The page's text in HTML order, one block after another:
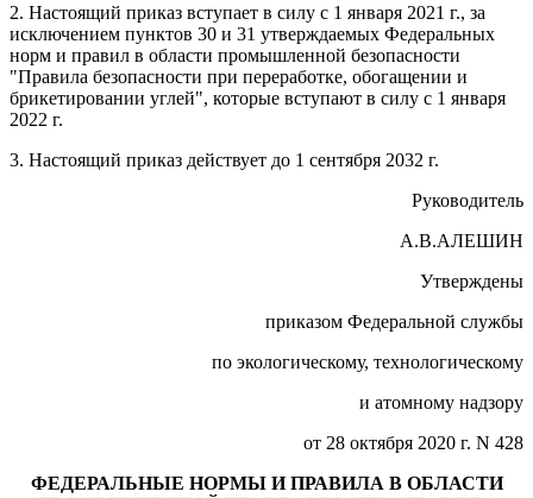
2. Настоящий приказ вступает в силу с 1 января 2021 г., за
исключением пунктов 30 и 31 утверждаемых Федеральных
норм и правил в области промышленной безопасности
"Правила безопасности при переработке, обогащении и
брикетировании углей", которые вступают в силу с 1 января
2022 г.
3. Настоящий приказ действует до 1 сентября 2032 г.
Руководитель
А.В.АЛЕШИН
Утверждены
приказом Федеральной службы
по экологическому, технологическому
и атомному надзору
от 28 октября 2020 г. N 428
ФЕДЕРАЛЬНЫЕ НОРМЫ И ПРАВИЛА В ОБЛАСТИ